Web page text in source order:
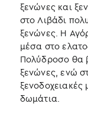
ξενώνες και
στο Λιβάδι
ξενώνες. Η
μέσα στο
Πολύδροσο θα
ξενώνες, ενώ
ξενοδοχειακές
δωμάτια.